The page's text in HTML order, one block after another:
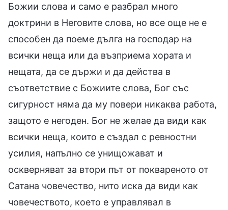
Божии слова и само е разбрал много
доктрини в Неговите слова, но все още не е
способен да поеме дълга на господар на
всички неща или да възприема хората и
нещата, да се държи и да действа в
съответствие с Божиите слова, Бог със
сигурност няма да му повери никаква работа,
защото е негоден. Бог не желае да види как
всички неща, които е създал с ревностни
усилия, напълно се унищожават и
оскверняват за втори път от поквареното от
Сатана човечество, нито иска да види как
човечеството, което е управлявал в